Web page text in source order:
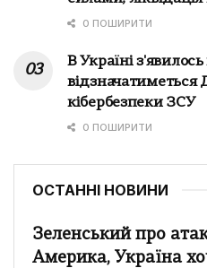
0 ПОШИРИТИ
В Україні
відзначатиметься
кібербезпеки ЗСУ
0 ПОШИРИТИ
ОСТАННІ НОВИНИ
Зеленський про
Америка, Україна